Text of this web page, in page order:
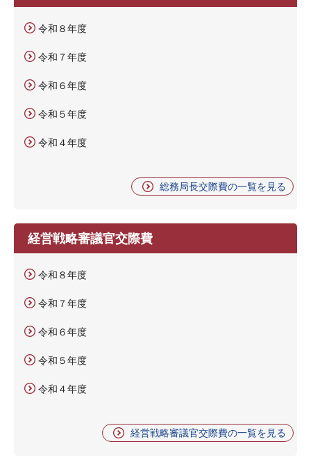
令和８年度
令和７年度
令和６年度
令和５年度
令和４年度
総務局長交際費の一覧を見る
経営戦略審議官交際費
令和８年度
令和７年度
令和６年度
令和５年度
令和４年度
経営戦略審議官交際費の一覧を見る